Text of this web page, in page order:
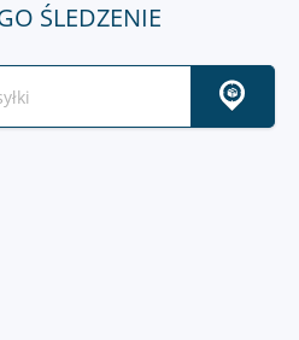
ŚLEDZENIE